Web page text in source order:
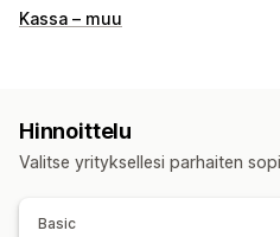
Kassa – muu
Hinnoittelu
Valitse yrityksellesi parhaiten
Basic